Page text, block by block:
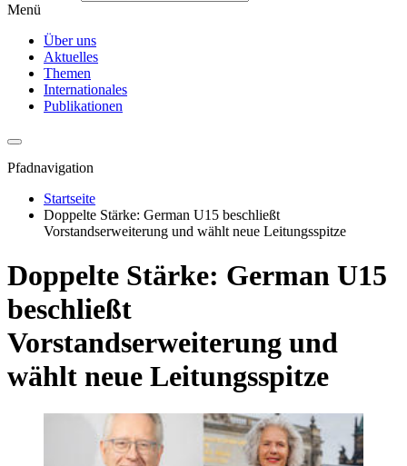
Menü
Über uns
Aktuelles
Themen
Internationales
Publikationen
Pfadnavigation
Startseite
Doppelte Stärke: German U15 beschließt
Vorstandserweiterung und wählt neue Leitungsspitze
Doppelte Stärke: German U15
beschließt
Vorstandserweiterung und
wählt neue Leitungsspitze